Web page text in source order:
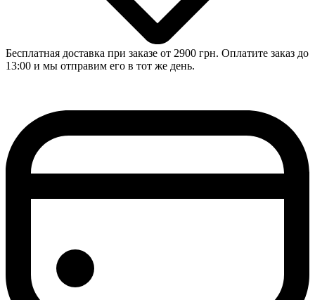
Бесплатная доставка при заказе от 2900 грн. Оплатите заказ до
13:00 и мы отправим его в тот же день.